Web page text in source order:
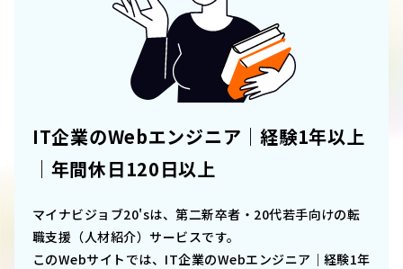
IT企業のWebエンジニア｜経験1年以上
｜年間休日120日以上
マイナビジョブ20'sは、第二新卒者・20代若手向けの転
職支援（人材紹介）サービスです。
このWebサイトでは、 IT企業のWebエンジニア｜経験1年